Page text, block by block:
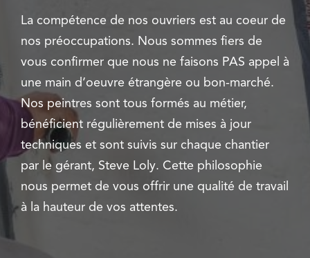
La compétence de nos ouvriers est au coeur de
nos préoccupations. Nous sommes fiers de
vous confirmer que nous ne faisons PAS appel à
une main d’oeuvre étrangère ou bon-marché.
Nos peintres sont tous formés au métier,
bénéficient régulièrement de mises à jour
techniques et sont suivis sur chaque chantier
par le gérant, Steve Loly. Cette philosophie
nous permet de vous offrir une qualité de travail
à la hauteur de vos attentes.